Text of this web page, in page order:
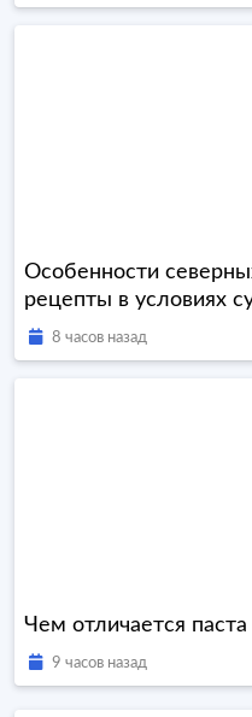
Особенности
рецепты в условиях
8 часов назад
Чем отличается
9 часов назад